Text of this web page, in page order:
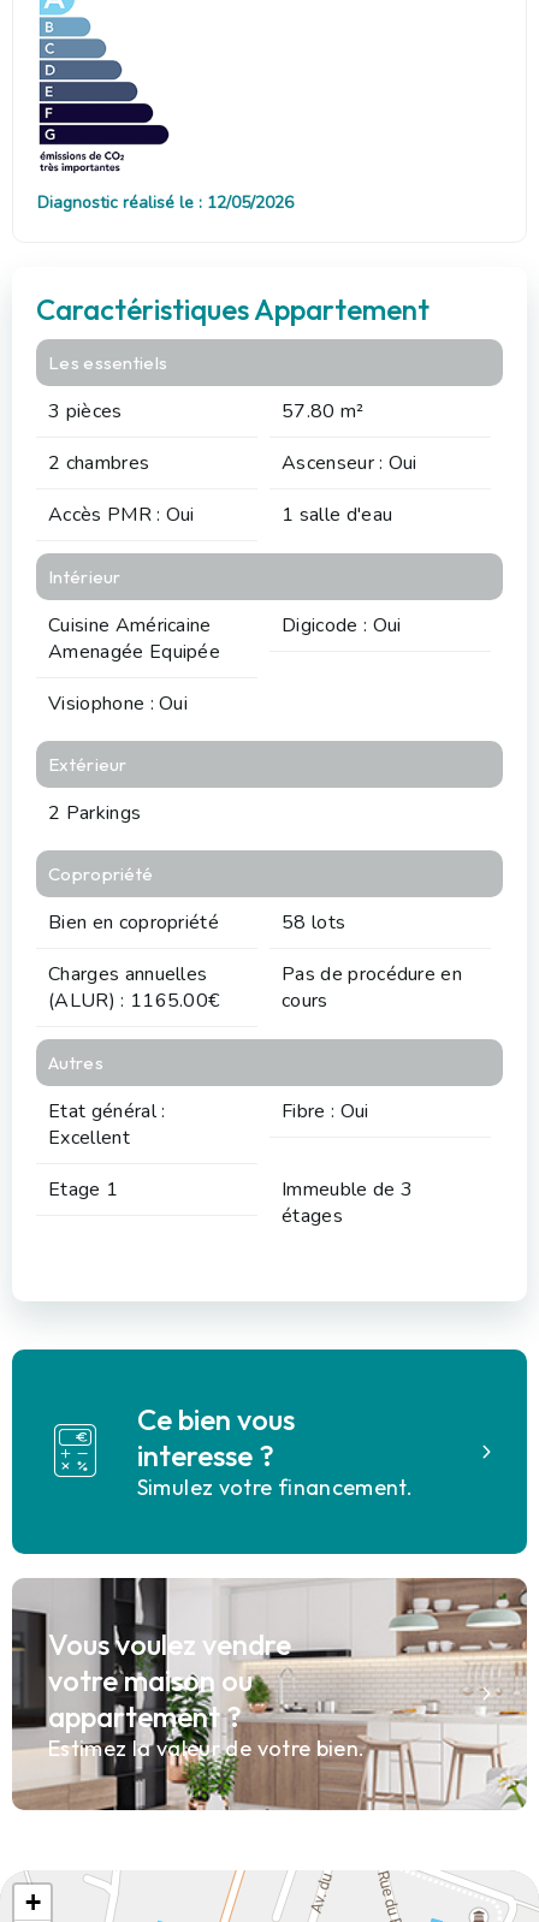
Diagnostic réalisé le : 12/05/2026
Caractéristiques Appartement
Les essentiels
3 pièces
57.80 m²
2 chambres
Ascenseur : Oui
Accès PMR : Oui
1 salle d'eau
Intérieur
Cuisine Américaine
Amenagée Equipée
Digicode : Oui
Visiophone : Oui
Extérieur
2 Parkings
Copropriété
Bien en copropriété
58 lots
Charges annuelles
(ALUR) : 1165.00€
Pas de procédure en
cours
Autres
Etat général :
Excellent
Fibre : Oui
Etage 1
Immeuble de 3
étages
Ce bien vous
interesse ?
Simulez votre financement.
Vous voulez vendre
votre maison ou
appartement ?
Estimez la valeur de votre bien.
+